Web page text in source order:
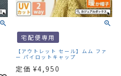
宅配便専用
【アウトレット セール】ムム ファ
ー パイロットキャップ
定価 ¥4,950